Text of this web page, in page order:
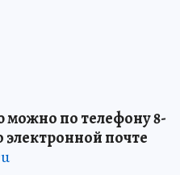
можно по телефону 8-
электронной почте